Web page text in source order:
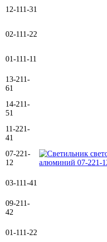
12-111-31
02-111-22
01-111-11
13-211-
61
14-211-
51
11-221-
41
07-221-
12
03-111-41
09-211-
42
01-111-22